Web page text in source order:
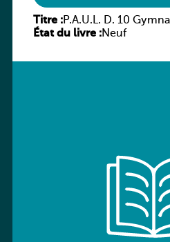
Titre :P.A.U.L. D. 10
État du livre :Neuf